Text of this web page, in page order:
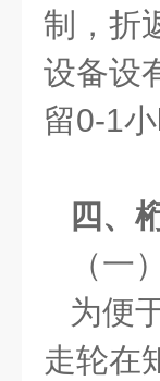
制，折
设备设
留0-1
四、
（一
为便
走轮在